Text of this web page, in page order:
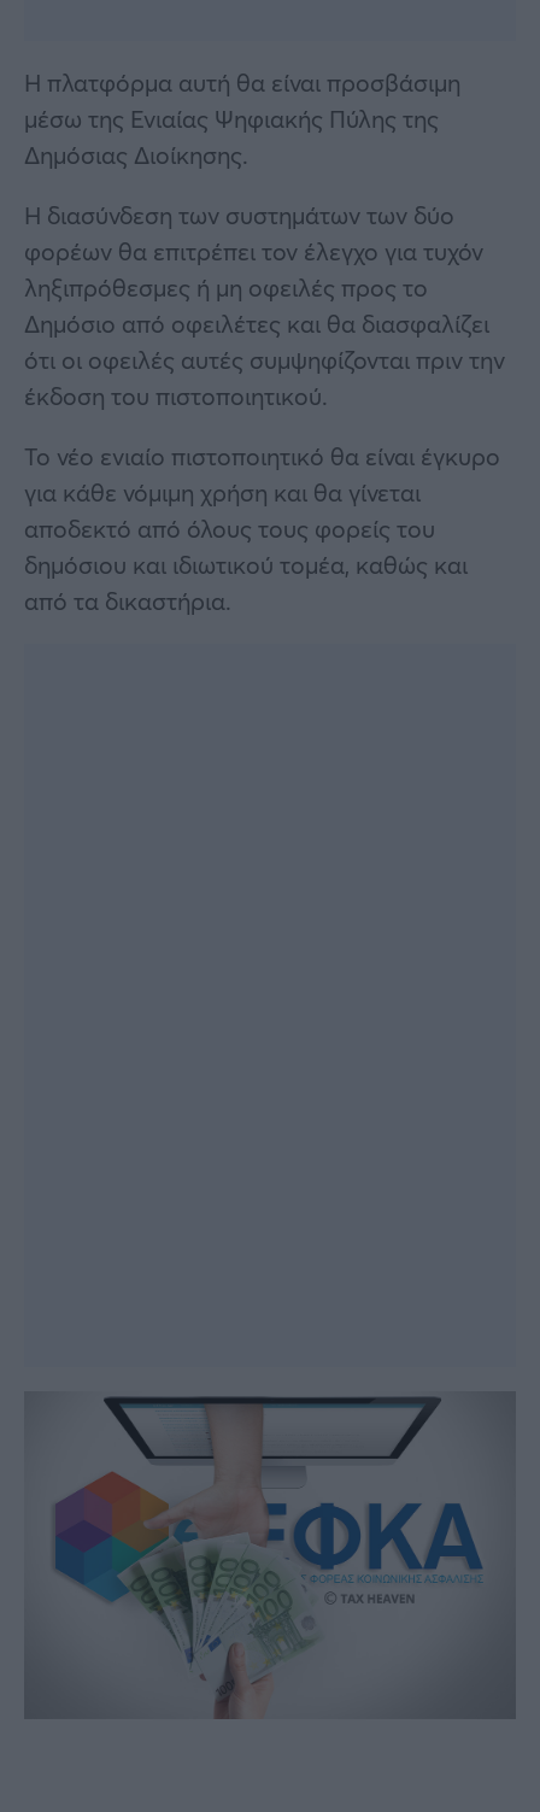
Η πλατφόρμα αυτή θα είναι προσβάσιμη
μέσω της Ενιαίας Ψηφιακής Πύλης της
Δημόσιας Διοίκησης.
Η διασύνδεση των συστημάτων των δύο
φορέων θα επιτρέπει τον έλεγχο για τυχόν
ληξιπρόθεσμες ή μη οφειλές προς το
Δημόσιο από οφειλέτες και θα διασφαλίζει
ότι οι οφειλές αυτές συμψηφίζονται πριν την
έκδοση του πιστοποιητικού.
Το νέο ενιαίο πιστοποιητικό θα είναι έγκυρο
για κάθε νόμιμη χρήση και θα γίνεται
αποδεκτό από όλους τους φορείς του
δημόσιου και ιδιωτικού τομέα, καθώς και
από τα δικαστήρια​.